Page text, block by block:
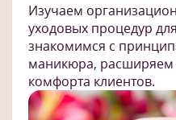
Изучаем
уходовых процедур
знакомимся с
маникюра, расширяем
комфорта клиентов.